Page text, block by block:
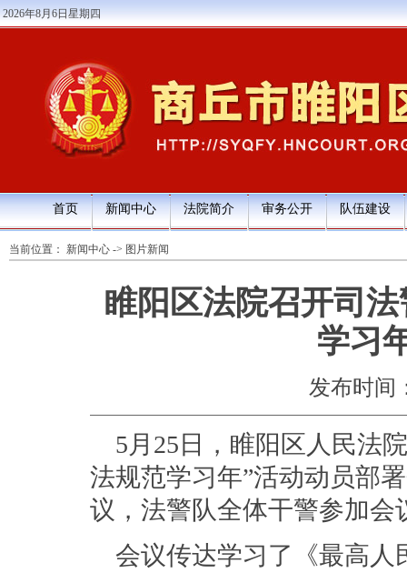
2026年8月6日星期四
首页 新闻中心 法院简介 审务公开 队伍建设
当前位置： 新闻中心 -> 图片新闻
睢阳区法院召开司
学习
发布时间
5月25日，睢阳区人民法
法规范学习年”活动动员部
议，法警队全体干警参加会
会议传达学习了《最高人